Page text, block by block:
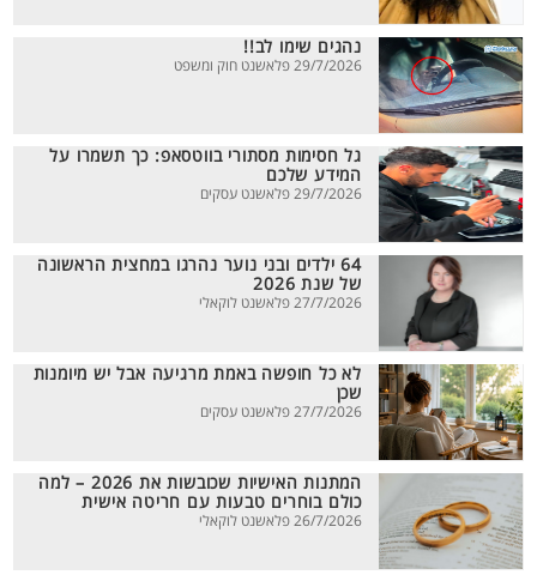
נהגים שימו לב!!
29/7/2026 פלאשנט חוק ומשפט
גל חסימות מסתורי בווטסאפ: כך תשמרו על
המידע שלכם
29/7/2026 פלאשנט עסקים
64 ילדים ובני נוער נהרגו במחצית הראשונה
של שנת 2026
27/7/2026 פלאשנט לוקאלי
לא כל חופשה באמת מרגיעה אבל יש מיומנות
שכן
27/7/2026 פלאשנט עסקים
המתנות האישיות שכובשות את 2026 – למה
כולם בוחרים טבעות עם חריטה אישית
26/7/2026 פלאשנט לוקאלי